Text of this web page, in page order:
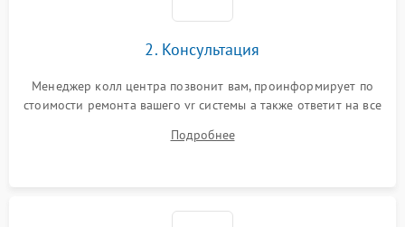
2. Консультация
Менеджер колл центра позвонит вам, проинформирует по
стоимости ремонта вашего vr системы а также ответит на все
Подробнее